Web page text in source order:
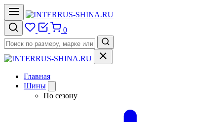
0
Главная
Шины
По сезону